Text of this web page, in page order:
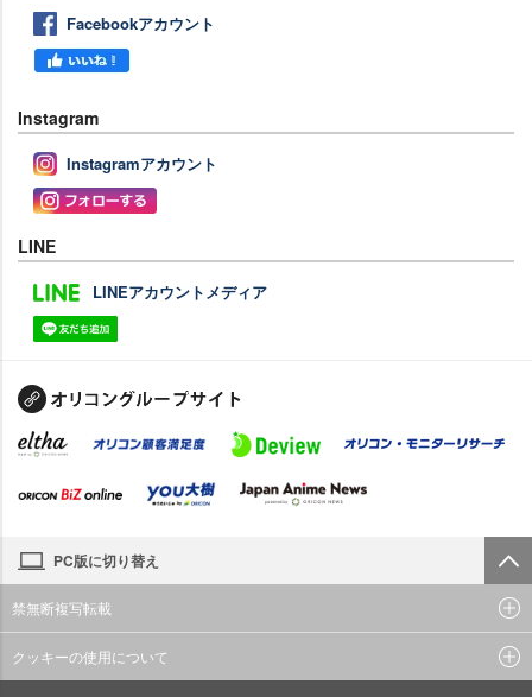
Facebookアカウント
Instagram
Instagramアカウント
LINE
LINEアカウントメディア
PC版に切り替え
禁無断複写転載
クッキーの使用について